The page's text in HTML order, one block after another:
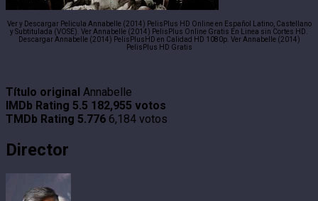
Ver y Descargar Pelicula Annabelle (2014) PelisPlus HD Online en Español Latino, Castellano
y Subtitulada (VOSE). Ver Annabelle (2014) PelisPlus Online Gratis En Linea sin Cortes HD.
Descargar Annabelle (2014) PelisPlusHD en Calidad HD 1080p. Ver Annabelle (2014)
PelisPlus HD Gratis
Título original Annabelle
IMDb Rating 5.5 182,955 votos
TMDb Rating 5.776 6,184 votos
Director